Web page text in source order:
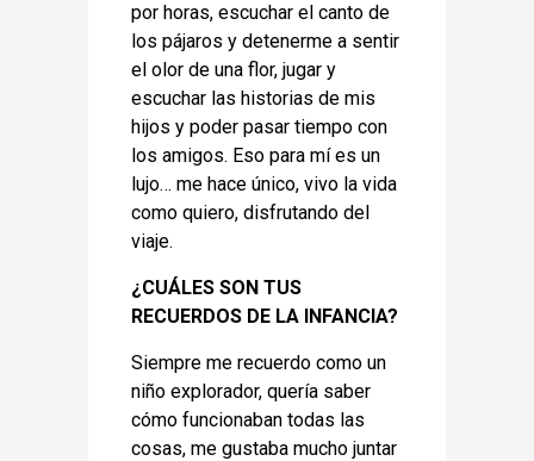
por horas, escuchar el canto de
los pájaros y detenerme a sentir
el olor de una flor, jugar y
escuchar las historias de mis
hijos y poder pasar tiempo con
los amigos. Eso para mí es un
lujo… me hace único, vivo la vida
como quiero, disfrutando del
viaje.
¿CUÁLES SON TUS
RECUERDOS DE LA INFANCIA?
Siempre me recuerdo como un
niño explorador, quería saber
cómo funcionaban todas las
cosas, me gustaba mucho juntar